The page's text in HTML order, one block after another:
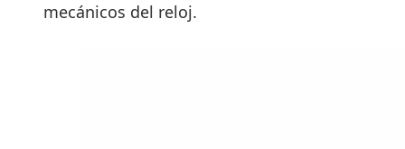
mecánicos del reloj.